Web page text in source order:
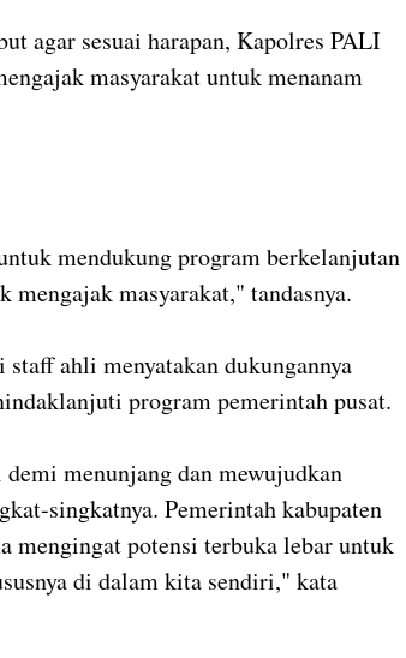
agar sesuai harapan, Kapolres PALI
masyarakat untuk menanam
mendukung program berkelanjutan
masyarakat," tandasnya.
ahli menyatakan dukungannya
program pemerintah pusat.
menunjang dan mewujudkan
singkatnya. Pemerintah kabupaten
mengingat potensi terbuka lebar untuk
di dalam kita sendiri," kata